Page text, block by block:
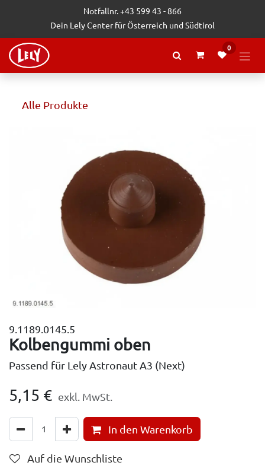
Zum Inhalt springenNotfallnr. +43 599 43 - 866
Dein Lely Center für Österreich und Südtirol
0
Alle Produkte
9.1189.0145.5
Kolbengummi oben
Passend für Lely Astronaut A3 (Next)
5,15 € exkl. MwSt.
In den Warenkorb
Auf die Wunschliste